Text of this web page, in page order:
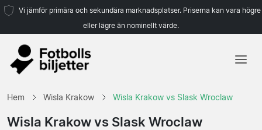
Vi jämför primära och sekundära marknadsplatser. Priserna kan vara högre
eller lägre än nominellt värde.
Hem Wisla Krakow Wisla Krakow vs Slask Wroclaw
Wisla Krakow vs Slask Wroclaw